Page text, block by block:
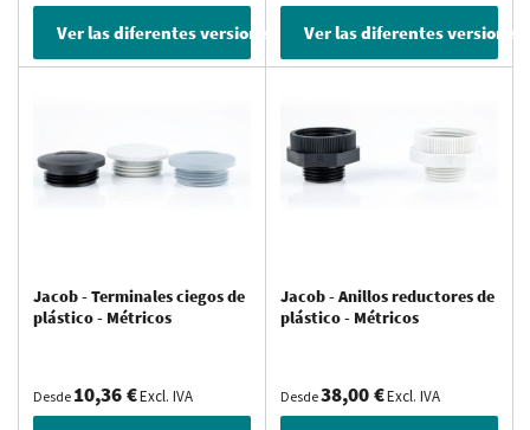
Ver las diferentes versiones Ver las diferentes versiones
Jacob - Terminales ciegos de
plástico - Métricos
Desde 10,36 €Excl. IVA
Jacob - Anillos reductores de
plástico - Métricos
Desde38,00 €Excl. IVA